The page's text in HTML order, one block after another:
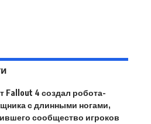
Fallout 4 создал робота-
с длинными ногами,
сообщество игроков